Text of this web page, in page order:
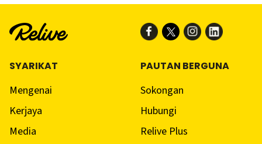
SYARIKAT
Mengenai
Kerjaya
Media
PAUTAN BERGUNA
Sokongan
Hubungi
Relive Plus